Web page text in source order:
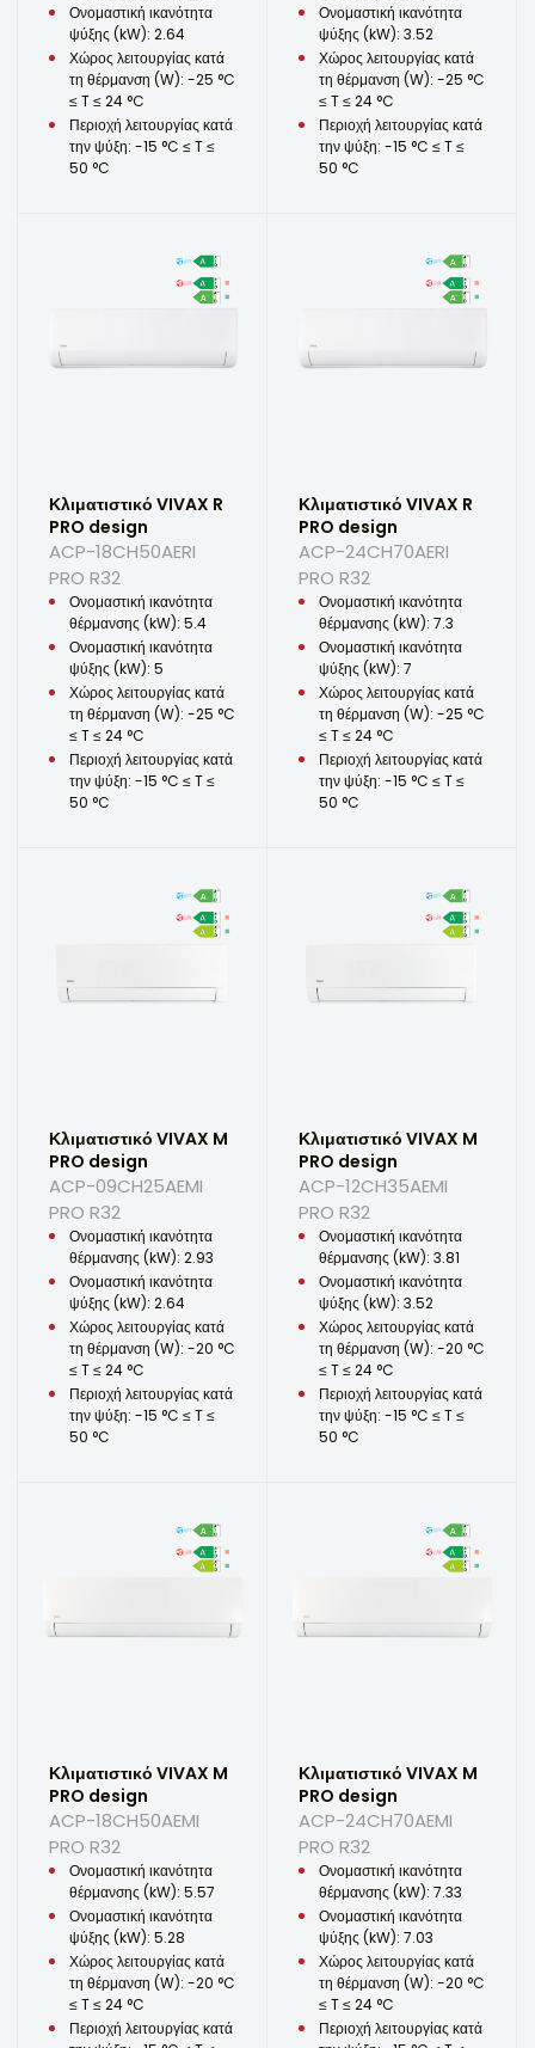
Ονομαστική ικανότητα
ψύξης (kW): 2.64
Χώρος λειτουργίας κατά
τη θέρμανση (W): -25 °C
≤ T ≤ 24 °C
Περιοχή λειτουργίας κατά
την ψύξη: -15 °C ≤ T ≤
50 °C
Ονομαστική ικανότητα
ψύξης (kW): 3.52
Χώρος λειτουργίας κατά
τη θέρμανση (W): -25 °C
≤ T ≤ 24 °C
Περιοχή λειτουργίας κατά
την ψύξη: -15 °C ≤ T ≤
50 °C
Κλιματιστικό VIVAX R
PRO design
ACP-18CH50AERI
PRO R32
Ονομαστική ικανότητα
θέρμανσης (kW): 5.4
Ονομαστική ικανότητα
ψύξης (kW): 5
Χώρος λειτουργίας κατά
τη θέρμανση (W): -25 °C
≤ T ≤ 24 °C
Περιοχή λειτουργίας κατά
την ψύξη: -15 °C ≤ T ≤
50 °C
Κλιματιστικό VIVAX R
PRO design
ACP-24CH70AERI
PRO R32
Ονομαστική ικανότητα
θέρμανσης (kW): 7.3
Ονομαστική ικανότητα
ψύξης (kW): 7
Χώρος λειτουργίας κατά
τη θέρμανση (W): -25 °C
≤ T ≤ 24 °C
Περιοχή λειτουργίας κατά
την ψύξη: -15 °C ≤ T ≤
50 °C
Κλιματιστικό VIVAX M
PRO design
ACP-09CH25AEMI
PRO R32
Ονομαστική ικανότητα
θέρμανσης (kW): 2.93
Ονομαστική ικανότητα
ψύξης (kW): 2.64
Χώρος λειτουργίας κατά
τη θέρμανση (W): -20 °C
≤ T ≤ 24 °C
Περιοχή λειτουργίας κατά
την ψύξη: -15 °C ≤ T ≤
50 °C
Κλιματιστικό VIVAX M
PRO design
ACP-12CH35AEMI
PRO R32
Ονομαστική ικανότητα
θέρμανσης (kW): 3.81
Ονομαστική ικανότητα
ψύξης (kW): 3.52
Χώρος λειτουργίας κατά
τη θέρμανση (W): -20 °C
≤ T ≤ 24 °C
Περιοχή λειτουργίας κατά
την ψύξη: -15 °C ≤ T ≤
50 °C
Κλιματιστικό VIVAX M
PRO design
ACP-18CH50AEMI
PRO R32
Ονομαστική ικανότητα
θέρμανσης (kW): 5.57
Ονομαστική ικανότητα
ψύξης (kW): 5.28
Χώρος λειτουργίας κατά
τη θέρμανση (W): -20 °C
≤ T ≤ 24 °C
Περιοχή λειτουργίας κατά
Κλιματιστικό VIVAX M
PRO design
ACP-24CH70AEMI
PRO R32
Ονομαστική ικανότητα
θέρμανσης (kW): 7.33
Ονομαστική ικανότητα
ψύξης (kW): 7.03
Χώρος λειτουργίας κατά
τη θέρμανση (W): -20 °C
≤ T ≤ 24 °C
Περιοχή λειτουργίας κατά